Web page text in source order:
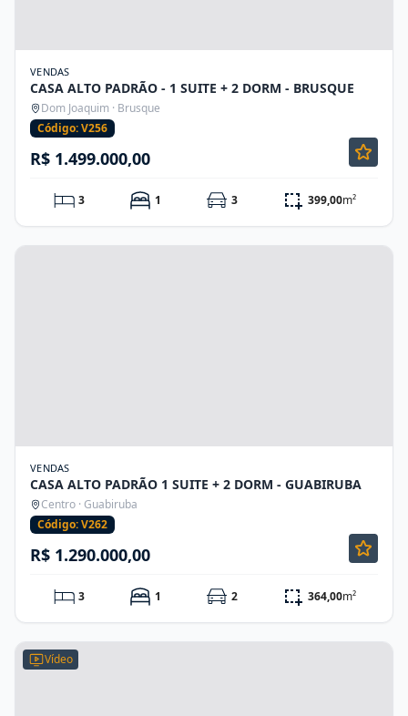
VENDAS
CASA ALTO PADRÃO - 1 SUITE + 2 DORM - BRUSQUE
Dom Joaquim · Brusque
Código: V256
R$ 1.499.000,00
3 1 3 399,00m²
VENDAS
CASA ALTO PADRÃO 1 SUITE + 2 DORM - GUABIRUBA
Centro · Guabiruba
Código: V262
R$ 1.290.000,00
3 1 2 364,00m²
Vídeo